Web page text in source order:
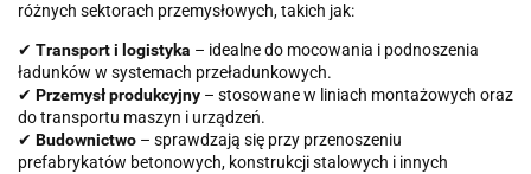
różnych sektorach przemysłowych, takich jak:
✔ Transport i logistyka – idealne do mocowania i podnoszenia
ładunków w systemach przeładunkowych.
✔ Przemysł produkcyjny – stosowane w liniach montażowych oraz
do transportu maszyn i urządzeń.
✔ Budownictwo – sprawdzają się przy przenoszeniu
prefabrykatów betonowych, konstrukcji stalowych i innych